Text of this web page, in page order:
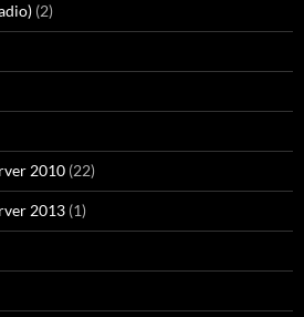
(2)
2010 (22)
2013 (1)